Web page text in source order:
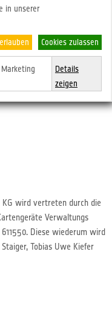
in unserer
Cookies zulassen
Marketing
Details
zeigen
KG wird vertreten durch die
Verwaltungs
Diese wiederum wird
Tobias Uwe Kiefer